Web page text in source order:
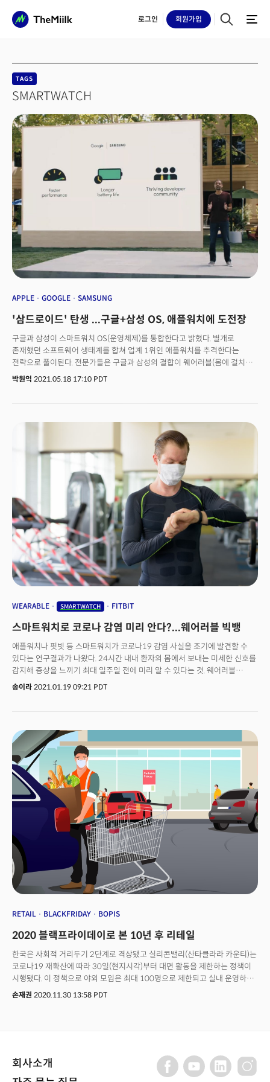
로그인 회원가입
TAGS
SMARTWATCH
APPLE GOOGLE SAMSUNG
'삼드로이드' 탄생 ...구글+삼성 OS, 애플워치에 도전장
구글과 삼성이 스마트워치 OS(운영체제)를 통합한다고 밝혔다. 별개로
존재했던 소프트웨어 생태계를 합쳐 업계 1위인 애플워치를 추격한다는
전략으로 풀이된다. 전문가들은 구글과 삼성의 결합이 웨어러블(몸에 걸치는)
기기 생태계에 가장 큰 업데이트 중 하나가 될 것으로 전망했다.구글은 18일
소개 직후 발표될 만큼 의미 있는 업데이트였다.
박원익 2021.05.18 17:10 PDT
WEARABLE SMARTWATCH FITBIT
스마트워치로 코로나 감염 미리 안다?...웨어러블 빅뱅
애플워치나 핏빗 등 스마트워치가 코로나19 감염 사실을 조기에 발견할 수
있다는 연구결과가 나왔다. 24시간 내내 환자의 몸에서 보내는 미세한 신호를
감지해 증상을 느끼기 최대 일주일 전에 미리 알 수 있다는 것. 웨어러블
기술이 코로나19를 포함한 다른 전염병들을 막는데 중요한 역할을 할 수
송이라 2021.01.19 09:21 PDT
RETAIL BLACKFRIDAY BOPIS
2020 블랙프라이데이로 본 10년 후 리테일
한국은 사회적 거리두기 2단계로 격상됐고 실리콘밸리(산타클라라 카운티)는
코로나19 재확산에 따라 30일(현지시각)부터 대면 활동을 제한하는 정책이
시행됐다. 이 정책으로 야외 모임은 최대 100명으로 제한되고 실내 운영하는
사업체도 수용 인원의 10%만 입장할 수 있게 된다.밀접한 신체접촉을 하는
프라이데이(Black Friday)가 있었다. 올해 블랙 프라이데이는 미국 유통
역사상 가장 큰 변화가 있었다는 평가다. 쇼핑 습관이 변하면서 미국인들의
손재권 2020.11.30 13:58 PDT
회사소개